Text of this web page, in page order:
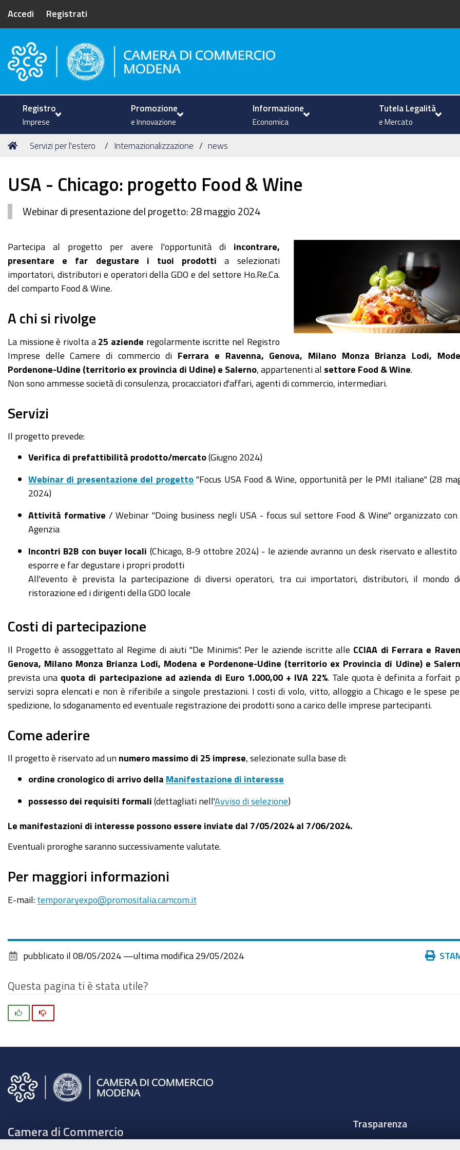
Accedi Registrati
Camera di Commercio di Modena
Registro
Imprese
Promozione
e Innovazione
Informazione
Economica
Tutela Legalità
e Mercato
Tu
Home
Servizi per l'estero Internazionalizzazione news
USA - Chicago: progetto Food & Wine
Webinar di presentazione del progetto: 28 maggio 2024
Partecipa al progetto per avere l'opportunità di incontrare,
presentare e far degustare i tuoi prodotti a selezionati
importatori, distributori e operatori della GDO e del settore Ho.Re.Ca.
del comparto Food & Wine.
A chi si rivolge
La missione è rivolta a 25 aziende regolarmente iscritte nel Registro
Imprese delle Camere di commercio di Ferrara e Ravenna, Genova, Milano Monza Brianza Lodi,
Pordenone-Udine (territorio ex provincia di Udine) e Salerno , appartenenti al settore Food & Wine
Non sono ammesse società di consulenza, procacciatori d'affari, agenti di commercio, intermediari.
Servizi
Il progetto prevede:
Verifica di prefattibilità prodotto/mercato (Giugno 2024)
Webinar di presentazione del progetto"Focus USA Food & Wine, opportunità per le PMI italiane" (28
2024)
Attività formative / Webinar "Doing business negli USA - focus sul settore Food & Wine" organizzato con
Agenzia
Incontri B2B con buyer locali (Chicago, 8-9 ottobre 2024) - le aziende avranno un desk riservato e allestito
esporre e far degustare i propri prodotti
All'evento è prevista la partecipazione di diversi operatori, tra cui importatori, distributori, il mondo
ristorazione ed i dirigenti della GDO locale
Costi di partecipazione
Il Progetto è assoggettato al Regime di aiuti "De Minimis". Per le aziende iscritte alle CCIAA di Ferrara e
Genova, Milano Monza Brianza Lodi, Modena e Pordenone-Udine (territorio ex Provincia di Udine) e
prevista una quota di partecipazione ad azienda di Euro 1.000,00 + IVA 22%. Tale quota è definita a forfait
servizi sopra elencati e non è riferibile a singole prestazioni. I costi di volo, vitto, alloggio a Chicago e le spese
spedizione, lo sdoganamento ed eventuale registrazione dei prodotti sono a carico delle imprese partecipanti.
Come aderire
Il progetto è riservato ad un numero massimo di 25 imprese , selezionate sulla base di:
ordine cronologico di arrivo della Manifestazione di interesse
possesso dei requisiti formali (dettagliati nell'Avviso di selezione)
Le manifestazioni di interesse possono essere inviate dal 7/05/2024 al 7/06/2024.
Eventuali proroghe saranno successivamente valutate.
Per maggiori informazioni
E-mail: temporaryexpo@promositalia.camcom.it
Azioni
pubblicato il 08/05/2024 —ultima modifica 29/05/2024
Questa pagina ti è stata utile?
Camera di Commercio
Trasparenza